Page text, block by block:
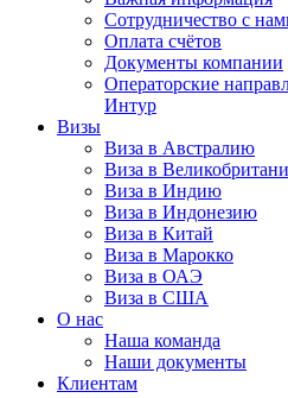
Сотрудничество с
Оплата счётов
Документы компании
Операторские
Интур
Визы
Виза в Австралию
Виза в
Виза в Индию
Виза в Индонезию
Виза в Китай
Виза в Марокко
Виза в ОАЭ
Виза в США
О нас
Наша команда
Наши документы
Клиентам